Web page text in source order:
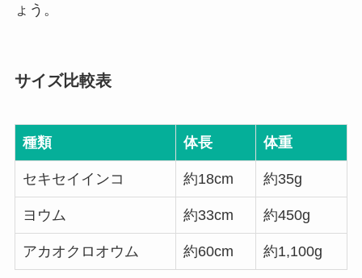
ょう。
サイズ比較表
種類 体長 体重
セキセイインコ 約18cm 約35g
ヨウム 約33cm 約450g
アカオクロオウム 約60cm 約1,100g